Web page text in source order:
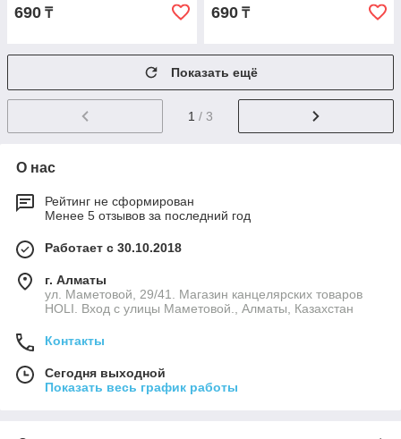
690 ₸ 690 ₸
Показать ещё
1 / 3
О нас
Рейтинг не сформирован
Менее 5 отзывов за последний год
Работает с 30.10.2018
г. Алматы
ул. Маметовой, 29/41. Магазин канцелярских товаров
HOLI. Вход с улицы Маметовой., Алматы, Казахстан
Контакты
Сегодня выходной
Показать весь график работы